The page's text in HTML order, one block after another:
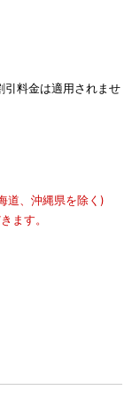
引料金は適用されませ
道、沖縄県を除く)
ます。